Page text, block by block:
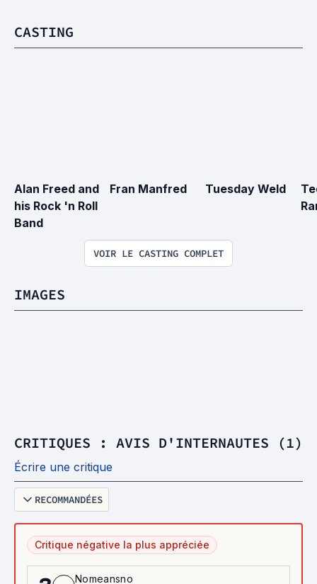
CASTING
Alan Freed and
his Rock 'n Roll
Band
Fran Manfred Tuesday Weld
VOIR LE CASTING COMPLET
IMAGES
CRITIQUES : AVIS D'INTERNAUTES (1)
Écrire une critique
RECOMMANDÉES
Critique négative la plus appréciée
Nomeansno